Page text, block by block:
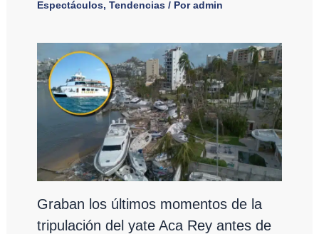
Espectáculos, Tendencias/ Poradmin
Graban los últimos momentos de la
tripulación del yate Aca Rey antes de